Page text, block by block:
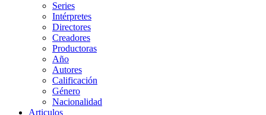
Series
Intérpretes
Directores
Creadores
Productoras
Año
Autores
Calificación
Género
Nacionalidad
Articulos